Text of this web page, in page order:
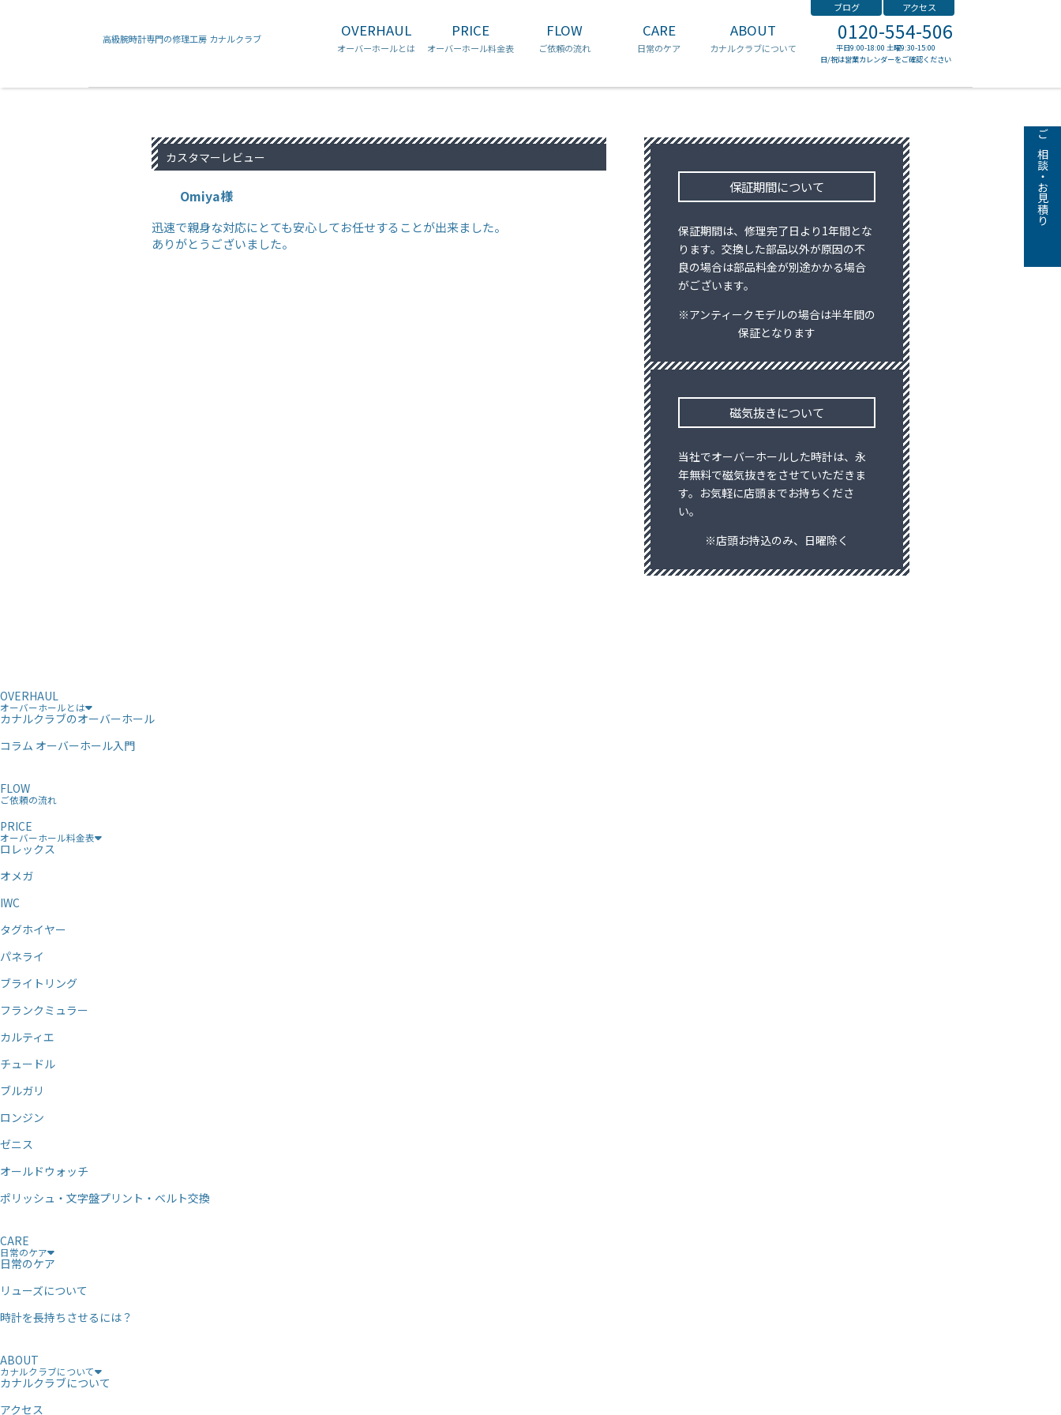
高級腕時計専門の修理工房 カナルクラブ ン
テ
ン
ス
OVERHAUL
オーバーホールとは
PRICE
オーバーホール料金表
フランクミュラー カルティエ チュードル ブルガリ ロンジン
FLOW
ご依頼の流れ
CARE
日常のケア
ABOUT
カナルクラブについて
ブログ アクセス
0120-554-506
平日9:00-18:00 土曜9:30-15:00
日/祝は営業カレンダーをご確認ください
ご相談・お見積り
カスタマーレビュー
Omiya様
迅速で親身な対応にとても安心してお任せすることが出来ました。
ありがとうございました。
保証期間について
保証期間は、修理完了日より1年間とな
ります。交換した部品以外が原因の不
良の場合は部品料金が別途かかる場合
がございます。
※アンティークモデルの場合は半年間の
保証となります
磁気抜きについて
当社でオーバーホールした時計は、永
年無料で磁気抜きをさせていただきま
す。お気軽に店頭までお持ちくださ
い。
※店頭お持込のみ、日曜除く
OVERHAUL
オーバーホールとは
カナルクラブのオーバーホール
コラム オーバーホール入門
FLOW
ご依頼の流れ
PRICE
オーバーホール料金表
ロレックス
オメガ
IWC
タグホイヤー
パネライ
ブライトリング
フランクミュラー
カルティエ
チュードル
ブルガリ
ロンジン
ゼニス
オールドウォッチ
ポリッシュ・文字盤プリント・ベルト交換
CARE
日常のケア
日常のケア
リューズについて
時計を長持ちさせるには？
ABOUT
カナルクラブについて
カナルクラブについて
アクセス